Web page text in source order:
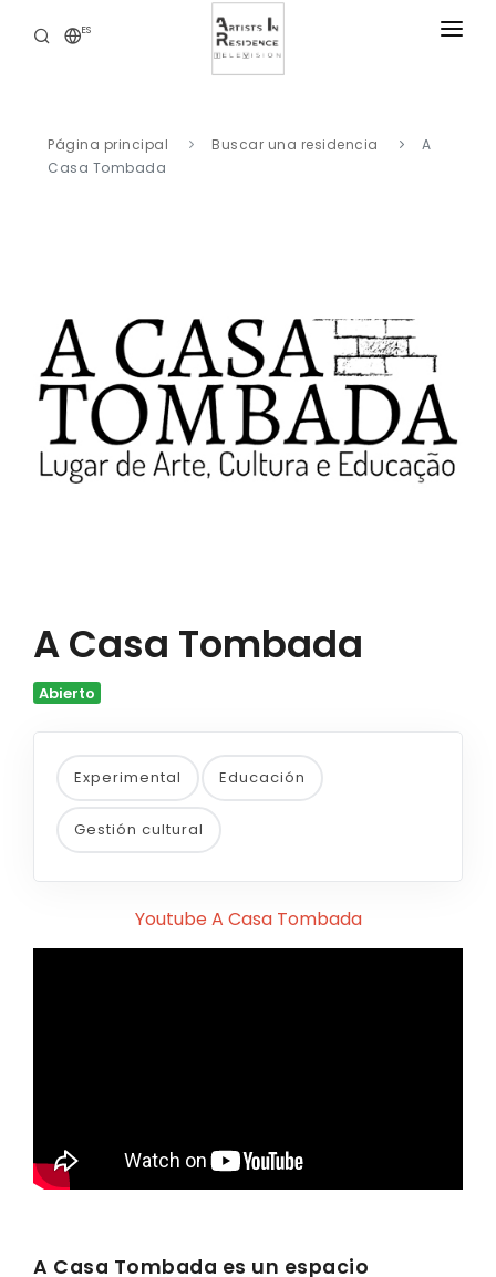
ES
BIBLIOTECA DIGITAL
Página principal Buscar una residencia
A
Casa Tombada
A Casa Tombada
Abierto
Experimental Educación
Gestión cultural
Youtube A Casa Tombada
A Casa Tombada es un espacio